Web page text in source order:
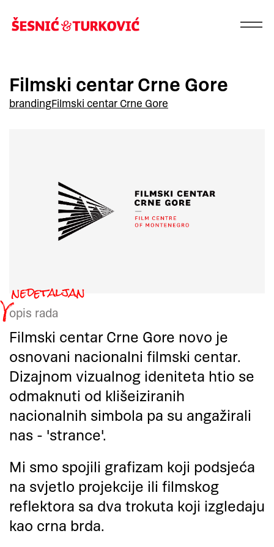
Filmski centar Crne Gore
brandingFilmski centar Crne Gore
opis rada
Filmski centar Crne Gore novo je
osnovani nacionalni filmski centar.
Dizajnom vizualnog ideniteta htio se
odmaknuti od klišeiziranih
nacionalnih simbola pa su angažirali
nas - 'strance'.
Mi smo spojili grafizam koji podsjeća
na svjetlo projekcije ili filmskog
reflektora sa dva trokuta koji izgledaju
kao crna brda.